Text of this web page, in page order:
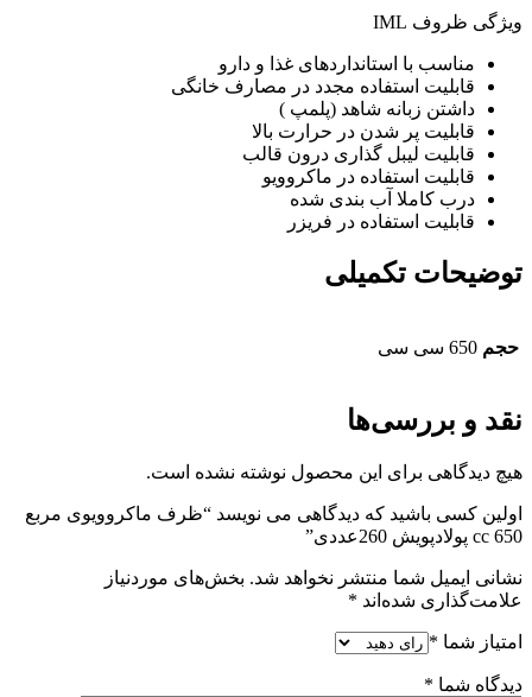
ویژگی ظروف IML
مناسب با استانداردهای غذا و دارو
قابلیت استفاده مجدد در مصارف خانگی
داشتن زبانه شاهد (پلمپ )
قابلیت پر شدن در حرارت بالا
قابلیت لیبل گذاری درون قالب
قابلیت استفاده در ماکروویو
درب کاملا آب بندی شده
قابلیت استفاده در فریزر
توضیحات تکمیلی
حجم 650 سی سی
نقد و بررسی‌ها
هیچ دیدگاهی برای این محصول نوشته نشده است.
اولین کسی باشید که دیدگاهی می نویسد “ظرف ماکروویوی مربع
650 cc پولادپویش 260عددی”
نشانی ایمیل شما منتشر نخواهد شد. بخش‌های موردنیاز
علامت‌گذاری شده‌اند *
امتیاز شما *
دیدگاه شما *